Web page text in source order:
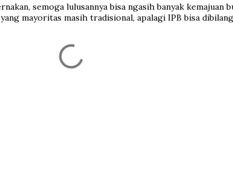
semoga lulusannya bisa ngasih banyak kemajuan
mayoritas masih tradisional, apalagi IPB bisa